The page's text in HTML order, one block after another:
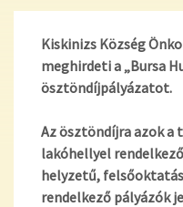
Kiskinizs Község
meghirdeti a „Bursa
ösztöndíjpályázatot.
Az ösztöndíjra azok a
lakóhellyel
helyzetű,
rendelkező pályázók